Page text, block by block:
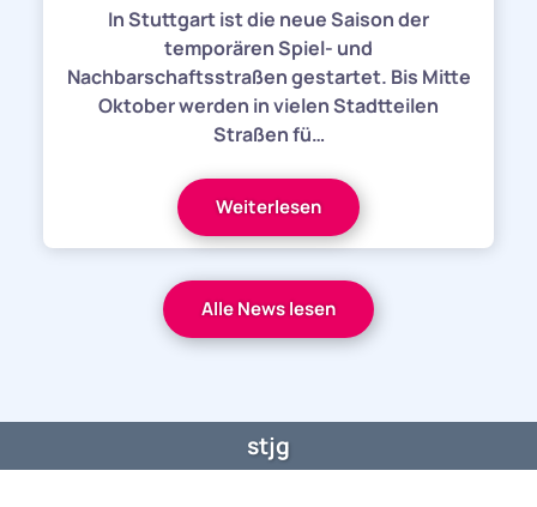
In Stuttgart ist die neue Saison der
temporären Spiel- und
Nachbarschaftsstraßen gestartet. Bis Mitte
Oktober werden in vielen Stadtteilen
Straßen fü…
Weiterlesen
Alle News lesen
stjg